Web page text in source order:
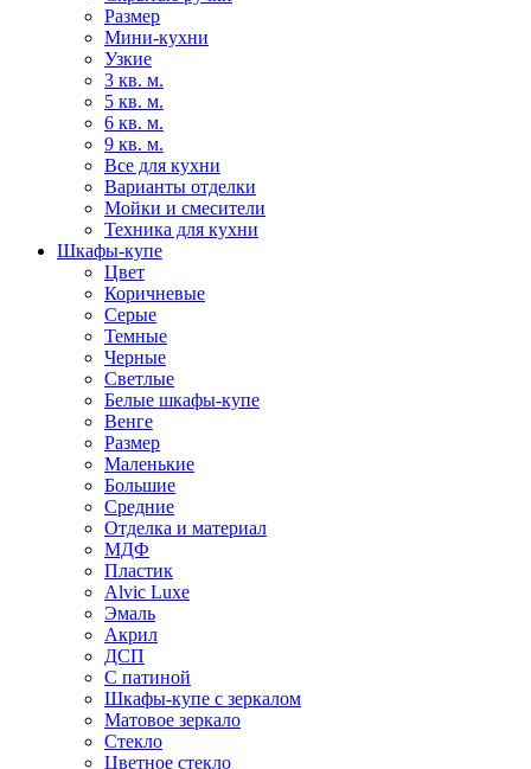
Размер
Мини-кухни
Узкие
3 кв. м.
5 кв. м.
6 кв. м.
9 кв. м.
Все для кухни
Варианты отделки
Мойки и смесители
Техника для кухни
Шкафы-купе
Цвет
Коричневые
Серые
Темные
Черные
Светлые
Белые шкафы-купе
Венге
Размер
Маленькие
Большие
Средние
Отделка и материал
МДФ
Пластик
Alvic Luxe
Эмаль
Акрил
ДСП
С патиной
Шкафы-купе с зеркалом
Матовое зеркало
Стекло
Цветное стекло